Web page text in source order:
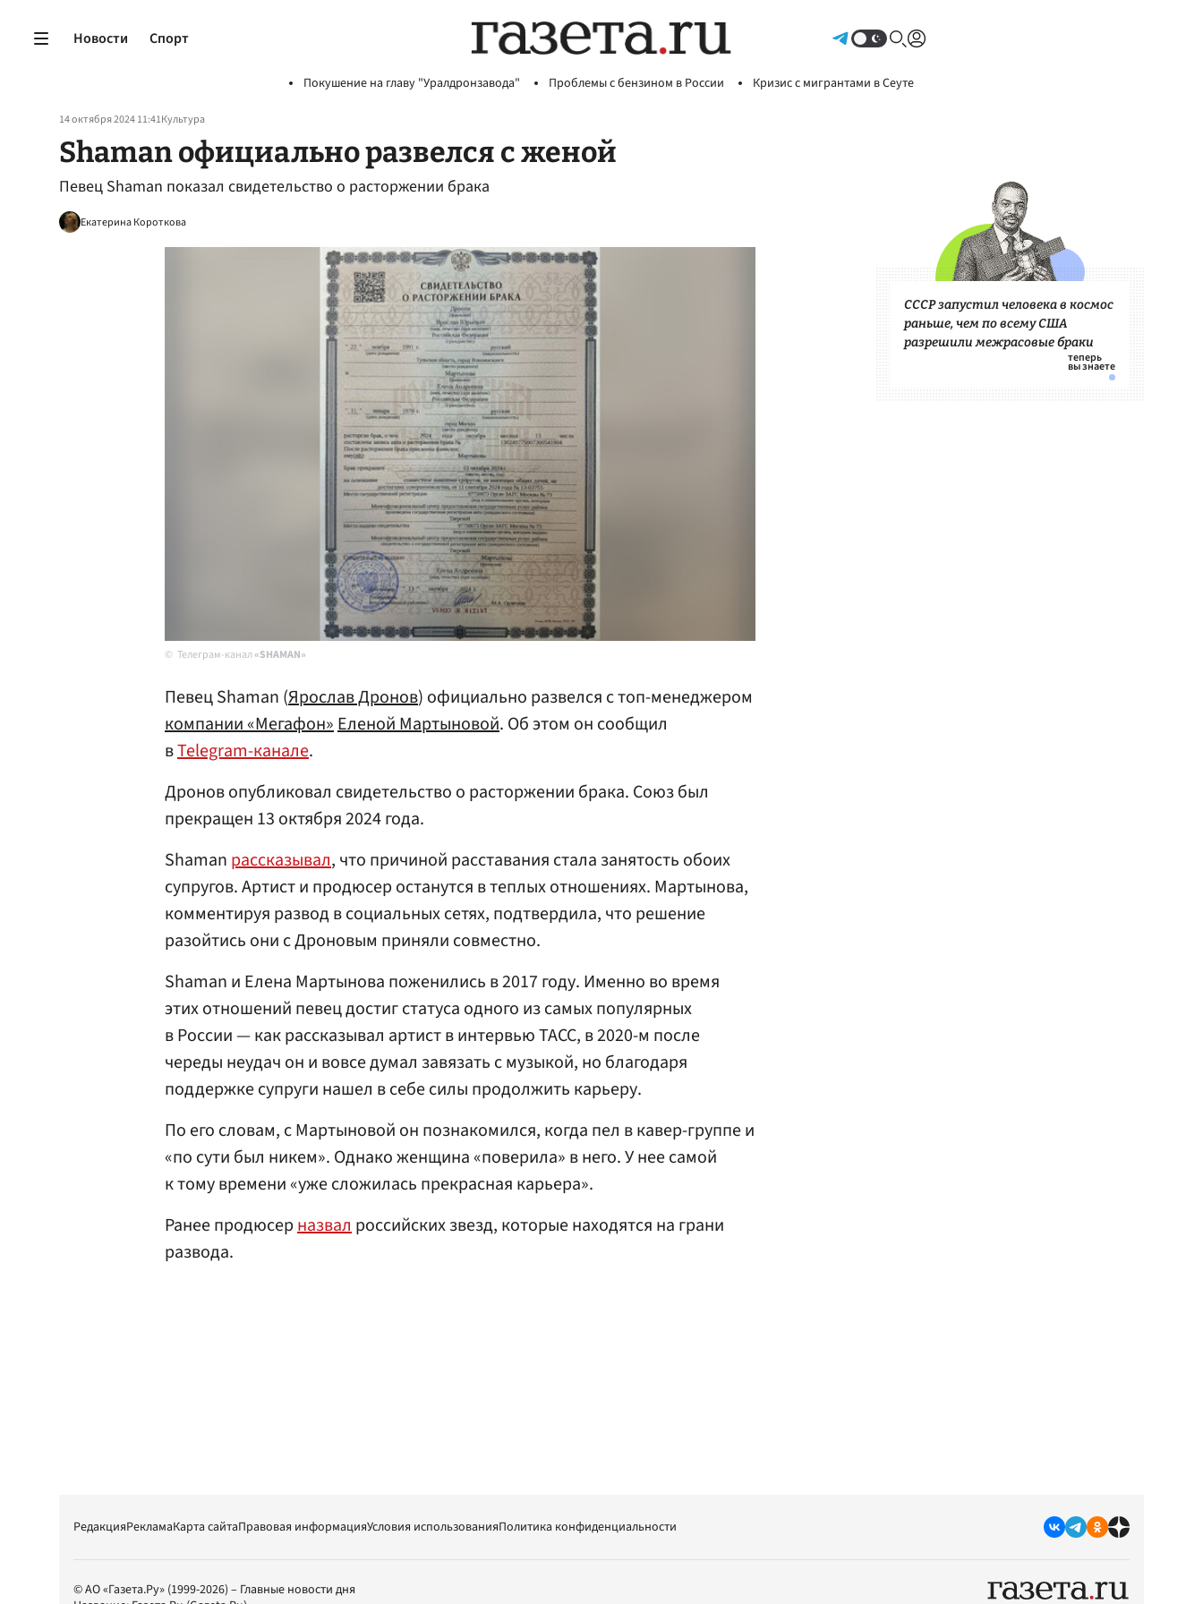
Новости Спорт
Покушение на главу "Уралдронзавода" Проблемы с бензином в России Кризис с мигрантами в Сеуте
14 октября 2024 11:41Культура
Shaman официально развелся с женой
Певец Shaman показал свидетельство о расторжении брака
Екатерина Короткова
Телеграм-канал«SHAMAN»
Певец Shaman (Ярослав Дронов) официально развелся с топ-менеджером
компании «Мегафон»Еленой Мартыновой. Об этом он сообщил
вTelegram-канале.
Дронов опубликовал свидетельство о расторжении брака. Союз был
прекращен 13 октября 2024 года.
Shaman рассказывал, что причиной расставания стала занятость обоих
супругов. Артист и продюсер останутся в теплых отношениях. Мартынова,
комментируя развод в социальных сетях, подтвердила, что решение
разойтись они с Дроновым приняли совместно.
Shaman и Елена Мартынова поженились в 2017 году. Именно во время
этих отношений певец достиг статуса одного из самых популярных
в России — как рассказывал артист в интервью ТАСС, в 2020-м после
череды неудач он и вовсе думал завязать с музыкой, но благодаря
поддержке супруги нашел в себе силы продолжить карьеру.
По его словам, с Мартыновой он познакомился, когда пел в кавер-группе и
«по сути был никем». Однако женщина «поверила» в него. У нее самой
к тому времени «уже сложилась прекрасная карьера».
Ранее продюсерназвалроссийских звезд, которые находятся на грани
развода.
СССР запустил человека в космос
раньше, чем по всему США
разрешили межрасовые браки
РедакцияРекламаКарта сайтаПравовая информацияУсловия использованияПолитика конфиденциальности
© АО «Газета.Ру» (1999-2026) – Главные новости дня